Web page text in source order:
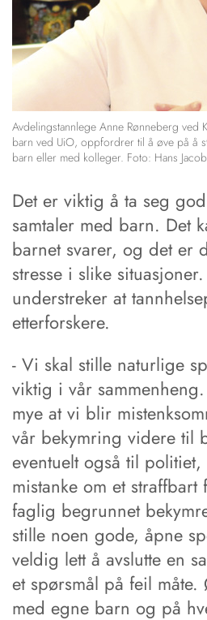
Avdelingstannlege Anne Rønneberg ved
barn ved UiO, oppfordrer til å øve på å
barn eller med kolleger. Foto: Hans
Det er viktig å ta seg
samtaler med barn. Det
barnet svarer, og det er
stresse i slike
understreker at
etterforskere.
- Vi skal stille naturlige
viktig i vår
mye at vi blir
vår bekymring videre til
eventuelt også til
mistanke om et
faglig begrunnet
stille noen gode, åpne
veldig lett å avslutte en
et spørsmål på feil
med egne barn og på